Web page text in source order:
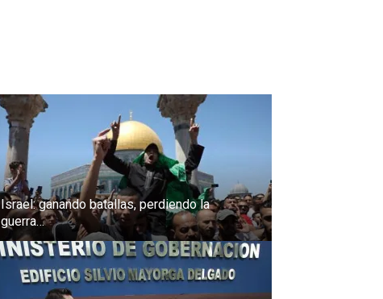
Israel: ganando batallas, perdiendo la
guerra…